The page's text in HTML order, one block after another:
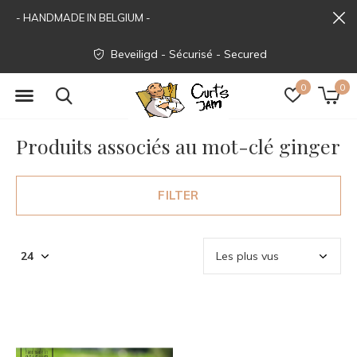
0 0
Beveiligd - Sécurisé - Secured
- HANDMADE IN BELGIUM -
Produits associés au mot-clé ginger
FILTER